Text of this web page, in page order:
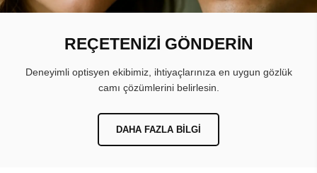
REÇETENİZİ GÖNDERİN
Deneyimli optisyen ekibimiz, ihtiyaçlarınıza en uygun gözlük
camı çözümlerini belirlesin.
DAHA FAZLA BILGI